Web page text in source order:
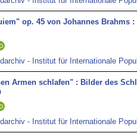
op. 45 von Johannes Brahms
- Institut für Internationale
Armen schlafen" : Bilder des
- Institut für Internationale